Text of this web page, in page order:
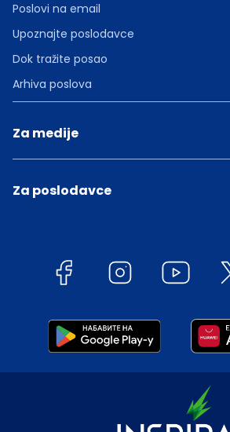
Poslovi na email
Upoznajte poslodavce
Dok tražite posao
Arhiva poslova
Za medije
Za poslodavce